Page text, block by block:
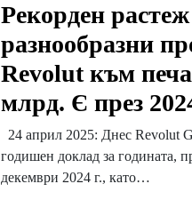
Рекорден
разнообразни
Revolut към
млрд. Є през
24 април 2025: Днес Revolut
годишен доклад за годината,
декември 2024 г., като…